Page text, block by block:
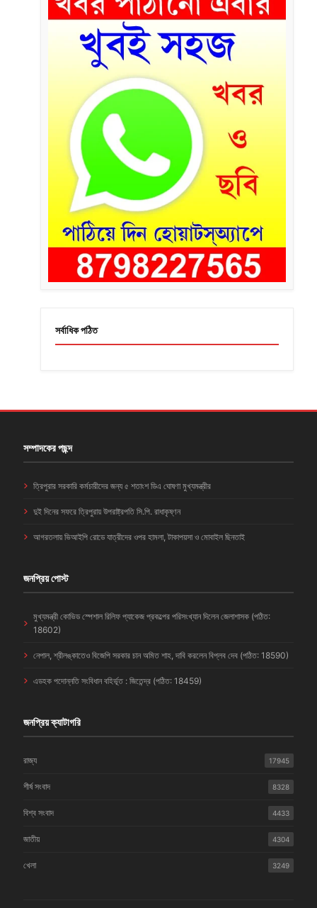
সর্বাধিক পঠিত
সম্পাদকের পছন্দ
ত্রিপুরার সরকারি কর্মচারীদের জন্য ৫ শতাংশ ডিএ ঘোষণা মুখ্যমন্ত্রীর
দুই দিনের সফরে ত্রিপুরায় উপরাষ্ট্রপতি সি.পি. রাধাকৃষ্ণন
আগরতলায় ভিআইপি রোডে যাত্রীদের ওপর হামলা, টাকাপয়সা ও মোবাইল ছিনতাই
জনপ্রিয় পোস্ট
মুখ্যমন্ত্রী কোভিড স্পেশাল রিলিফ প্যাকেজ প্রকল্পের পরিসংখ্যান দিলেন জেলাশাসক (পঠিত:
18602)
নেপাল, শ্রীলঙ্কাতেও বিজেপি সরকার চান অমিত শাহ, দাবি করলেন বিপ্লব দেব (পঠিত: 18590)
এডহক পদোন্নতি সংবিধান বহির্ভূত : জিতেন্দ্র (পঠিত: 18459)
জনপ্রিয় ক্যাটাগরি
রাজ্য 17945
শীর্ষ সংবাদ 8328
বিশ্ব সংবাদ 4433
জাতীয় 4304
খেলা 3249